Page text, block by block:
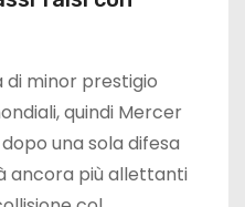
di minor prestigio
quindi Mercer
una sola difesa
ancora più allettanti